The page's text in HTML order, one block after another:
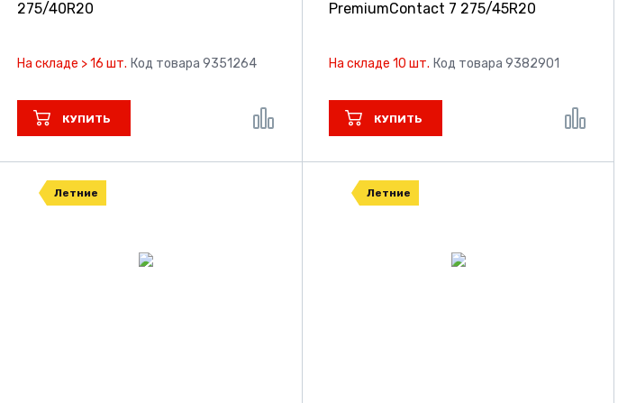
275/40R20
На складе > 16 шт. Код товара 9351264
КУПИТЬ
PremiumContact 7 275/45R20
На складе 10 шт. Код товара 9382901
КУПИТЬ
Летние Летние